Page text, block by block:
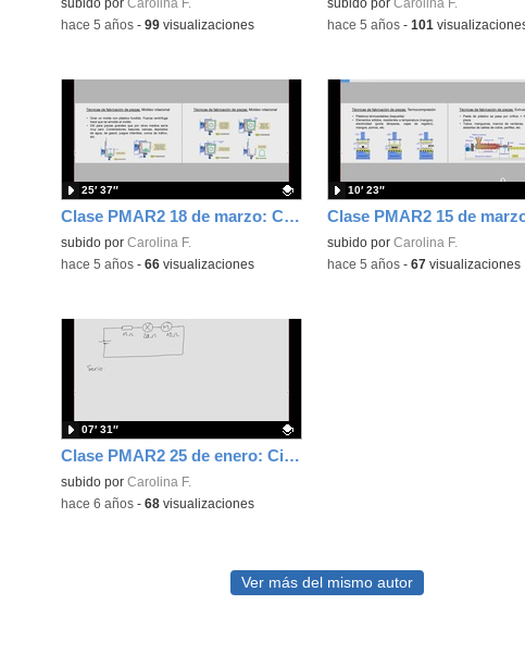
Contenido educativo.
subido por Carolina F.
-hace 5 años- 99visualizaciones
Contenido educativo.
subido por Carolina F.
-hace 5 años- 101
Clase PMAR2 18 de marzo: Conformación Plásticos (fin) + etapas I3D
Contenido educativo.
subido por Carolina F.
25′ 37″
-hace 5 años- 66visualizaciones
Contenido educativo.
subido por Carolina F.
10′ 23″
-hace 5 años- 67visualizaciones
Clase PMAR2 25 de enero: Circuito Serie
Contenido educativo.
subido por Carolina F.
07′ 31″
-hace 6 años- 68visualizaciones
Ver más del mismo autor